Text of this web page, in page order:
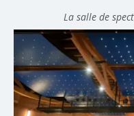
La salle de